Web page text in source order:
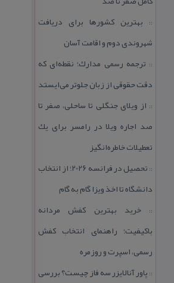
:: بهترین كشورها برای دریافت
شهروندی دوم و اقامت آسان
:: ترجمه رسمی مدارك؛ نقطه‌ای كه
دقت حقوقی از زبان جلوتر می‌ایستد
:: از ویلای جنگلی تا ساحلی، صفر تا
صد اجاره ویلا در رامسر برای یك
تعطیلات خاطره‌انگیز
::
تحصیل در فرانسه 2026؛ از انتخاب
دانشگاه تا اخذ ویزا گام به گام
::خرید بهترین كفش مردانه
باكیفیت؛ راهنمای انتخاب كفش
رسمی، اسپرت و روزمره
:: پاور آنالایزر سه فاز چیست؟ بررسی